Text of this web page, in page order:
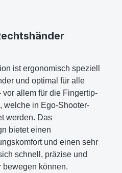
ist ergonomisch speziell
und optimal für alle
allem für die Fingertip-
welche in Ego-Shooter-
werden. Das
bietet einen
und einen sehr
schnell, präzise und
bewegen können.